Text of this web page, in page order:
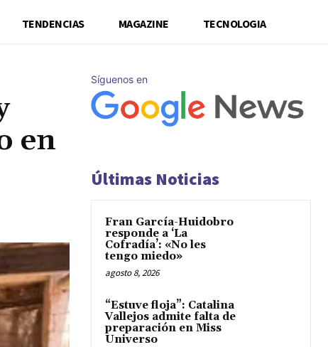
TENDENCIAS MAGAZINE TECNOLOGIA
en
Síguenos en
Últimas Noticias
Fran García-Huidobro
responde a ‘La
Cofradía’: «No les
tengo miedo»
agosto 8, 2026
“Estuve floja”: Catalina
Vallejos admite falta de
preparación en Miss
Universo